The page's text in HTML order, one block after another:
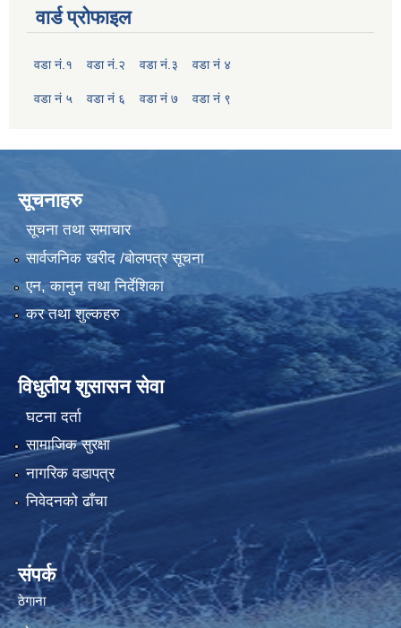
वार्ड प्रोफाइल
वडा नं.१ वडा नं.२ वडा नं.३ वडा नं ४
वडा नं ५ वडा नं ६ वडा नं ७ वडा नं ९
सूचनाहरु
सूचना तथा समाचार
सार्वजनिक खरीद /बोलपत्र सूचना
एन, कानुन तथा निर्देशिका
कर तथा शुल्कहरु
विधुतीय शुसासन सेवा
घटना दर्ता
सामाजिक सुरक्षा
नागरिक वडापत्र
निवेदनको ढाँचा
संपर्क
ठेगाना